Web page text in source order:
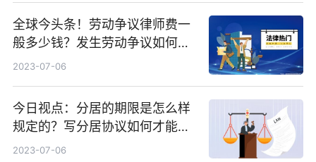
全球今头条！劳动争议律师费一
般多少钱？发生劳动争议如何算
工资？
2023-07-06
今日视点：分居的期限是怎么样
规定的？写分居协议如何才能有
效？
2023-07-06